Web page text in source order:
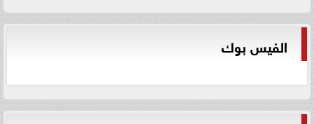
الفيس بوك